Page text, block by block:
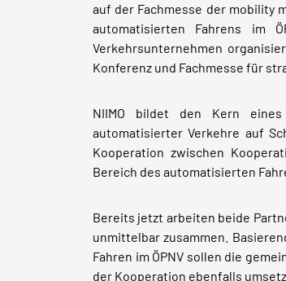
auf der Fachmesse der mobility
automatisierten Fahrens im
Verkehrsunternehmen
Konferenz und Fachmesse für
NIIMO bildet den Kern
automatisierter Verkehre auf
Kooperation zwischen
Bereich des automatisierten
Bereits jetzt arbeiten beide
unmittelbar zusammen.
Fahren im ÖPNV sollen die
der Kooperation ebenfalls